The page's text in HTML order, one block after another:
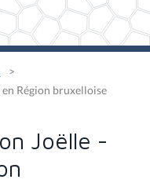
Région bruxelloise
Joëlle -